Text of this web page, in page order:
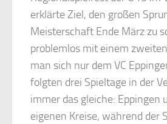
erklärte Ziel, den großen
Meisterschaft Ende März zu
problemlos mit einem
man sich nur dem VC
folgten drei Spieltage in der
immer das gleiche: Eppingen
eigenen Kreise, während der